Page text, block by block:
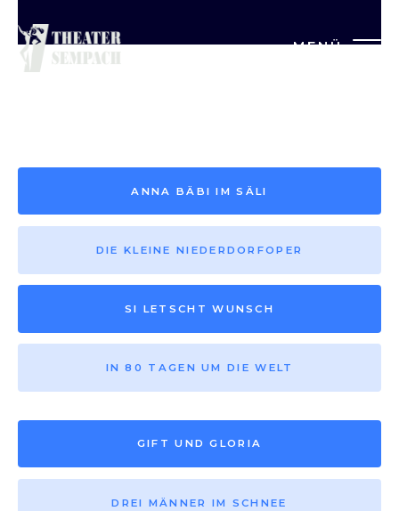
MENÜ
Saison vor 2013
ANNA BÄBI IM SÄLI
DIE KLEINE NIEDERDORFOPER
SI LETSCHT WUNSCH
IN 80 TAGEN UM DIE WELT
GIFT UND GLORIA
DREI MÄNNER IM SCHNEE